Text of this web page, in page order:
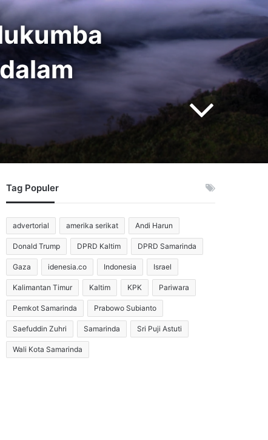
Tag Populer
advertorial amerika serikat Andi Harun
Donald Trump DPRD Kaltim DPRD Samarinda
Gaza idenesia.co Indonesia Israel
Kalimantan Timur Kaltim KPK Pariwara
Pemkot Samarinda Prabowo Subianto
Saefuddin Zuhri Samarinda Sri Puji Astuti
Wali Kota Samarinda